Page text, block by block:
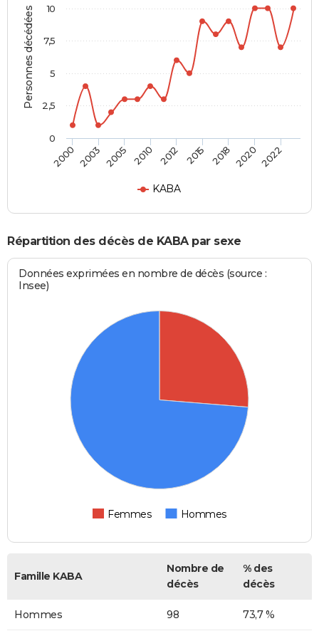
Personnes décédées
KABA
2000 2003 2005 2010 2012 2015 2018 2020 2022
0
2,5
5
7,5
10
Répartition des décès de KABA par sexe
Données exprimées en nombre de décès (source :
Insee)
Femmes Hommes
Famille KABA
Nombre de
décès
% des
décès
Hommes 98 73,7 %